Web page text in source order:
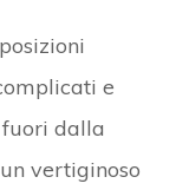
e
dalla
vertiginoso